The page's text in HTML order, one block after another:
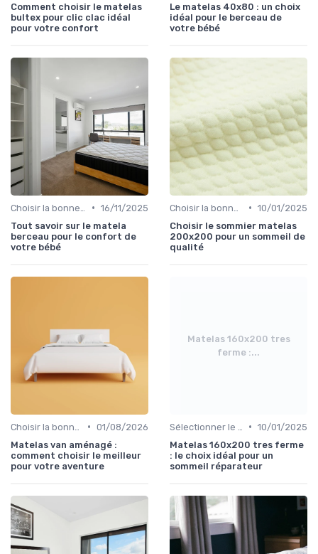
Comment choisir le matelas
bultex pour clic clac idéal
pour votre confort
Le matelas 40x80 : un choix
idéal pour le berceau de
votre bébé
• 16/11/2025
Tout savoir sur le matela
berceau pour le confort de
votre bébé
• 10/01/2025
Choisir le sommier matelas
200x200 pour un sommeil de
qualité
• 01/08/2026
Matelas van aménagé :
comment choisir le meilleur
pour votre aventure
Matelas 160x200 tres
ferme :...
• 10/01/2025
Matelas 160x200 tres ferme
: le choix idéal pour un
sommeil réparateur